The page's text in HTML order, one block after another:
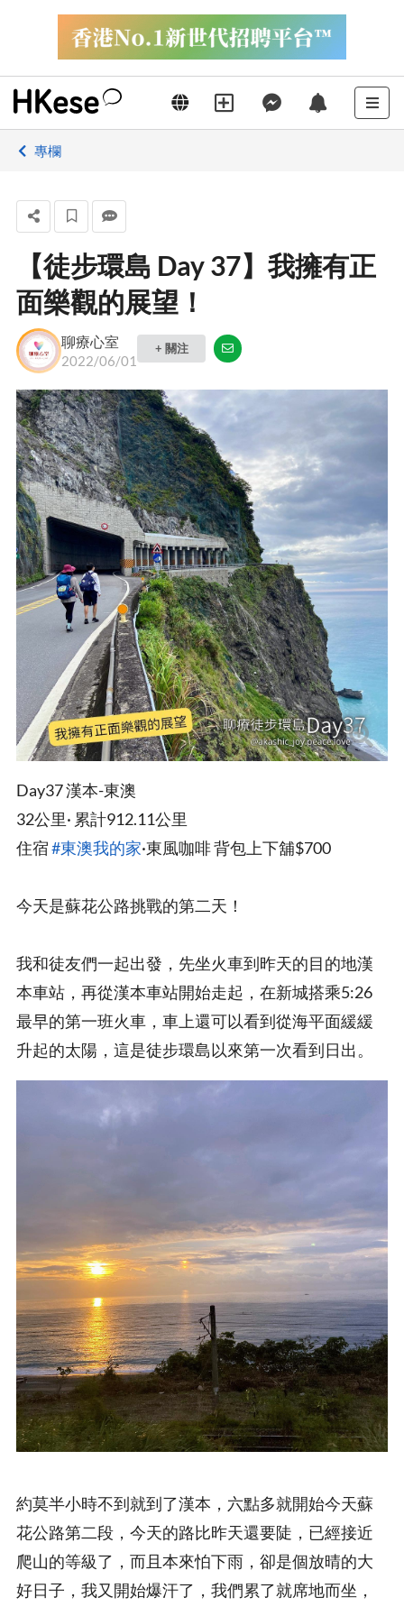
專欄
【徒步環島 Day 37】我擁有正
面樂觀的展望！
聊療心室
2022/06/01
+ 關注
Day37 漢本-東澳
32公里· 累計912.11公里
住宿#東澳我的家·東風咖啡 背包上下舖$700
今天是蘇花公路挑戰的第二天！
我和徒友們一起出發，先坐火車到昨天的目的地漢
本車站，再從漢本車站開始走起，在新城搭乘5:26
最早的第一班火車，車上還可以看到從海平面緩緩
升起的太陽，這是徒步環島以來第一次看到日出。
約莫半小時不到就到了漢本，六點多就開始今天蘇
花公路第二段，今天的路比昨天還要陡，已經接近
爬山的等級了，而且本來怕下雨，卻是個放晴的大
好日子，我又開始爆汗了，我們累了就席地而坐，